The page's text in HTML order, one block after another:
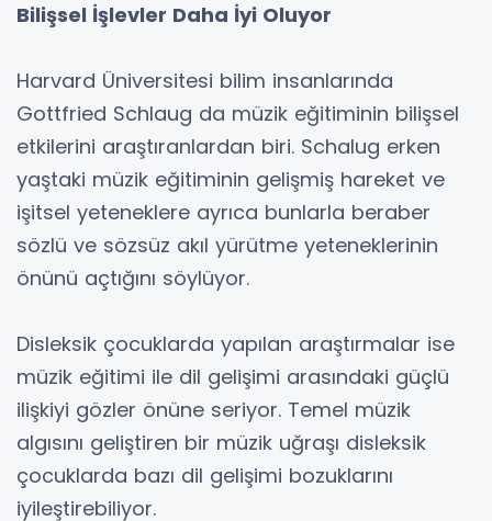
Bilişsel İşlevler Daha İyi Oluyor
Harvard Üniversitesi bilim insanlarında
Gottfried Schlaug da müzik eğitiminin bilişsel
etkilerini araştıranlardan biri. Schalug erken
yaştaki müzik eğitiminin gelişmiş hareket ve
işitsel yeteneklere ayrıca bunlarla beraber
sözlü ve sözsüz akıl yürütme yeteneklerinin
önünü açtığını söylüyor.
Disleksik çocuklarda yapılan araştırmalar ise
müzik eğitimi ile dil gelişimi arasındaki güçlü
ilişkiyi gözler önüne seriyor. Temel müzik
algısını geliştiren bir müzik uğraşı disleksik
çocuklarda bazı dil gelişimi bozuklarını
iyileştirebiliyor.